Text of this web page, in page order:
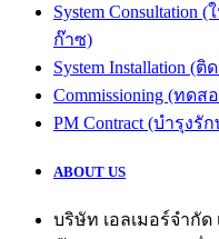
System
ก๊าซ)
System Installation (
Commissioning (ทดส
PM Contract (บำรุงรั
ABOUT US
บริษัท เอลเมอร์จำกั